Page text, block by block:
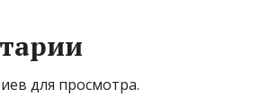
для просмотра.